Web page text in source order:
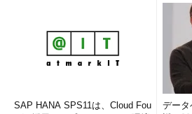
SAP HANA SPS11は、Cloud Fou
データ